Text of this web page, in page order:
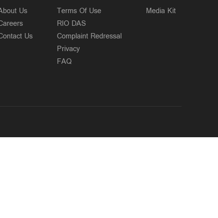
Us
Us
Terms Of Use
RIO DAS
Complaint Redressal
Privacy
FAQ
Media Kit